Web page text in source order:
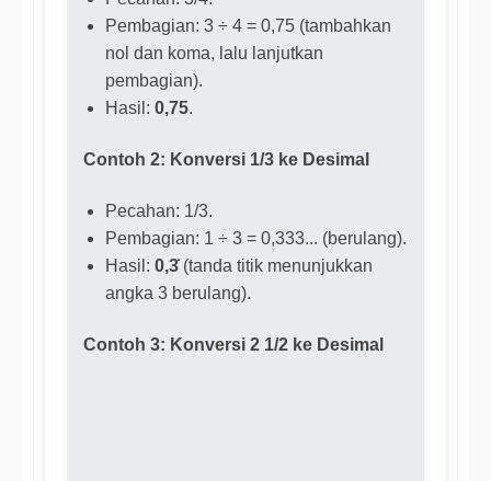
Pembagian: 3 ÷ 4 = 0,75 (tambahkan
nol dan koma, lalu lanjutkan
pembagian).
Hasil: 0,75.
Contoh 2: Konversi 1/3 ke Desimal
Pecahan: 1/3.
Pembagian: 1 ÷ 3 = 0,333... (berulang).
Hasil: 0,3̇(tanda titik menunjukkan
angka 3 berulang).
Contoh 3: Konversi 2 1/2 ke Desimal